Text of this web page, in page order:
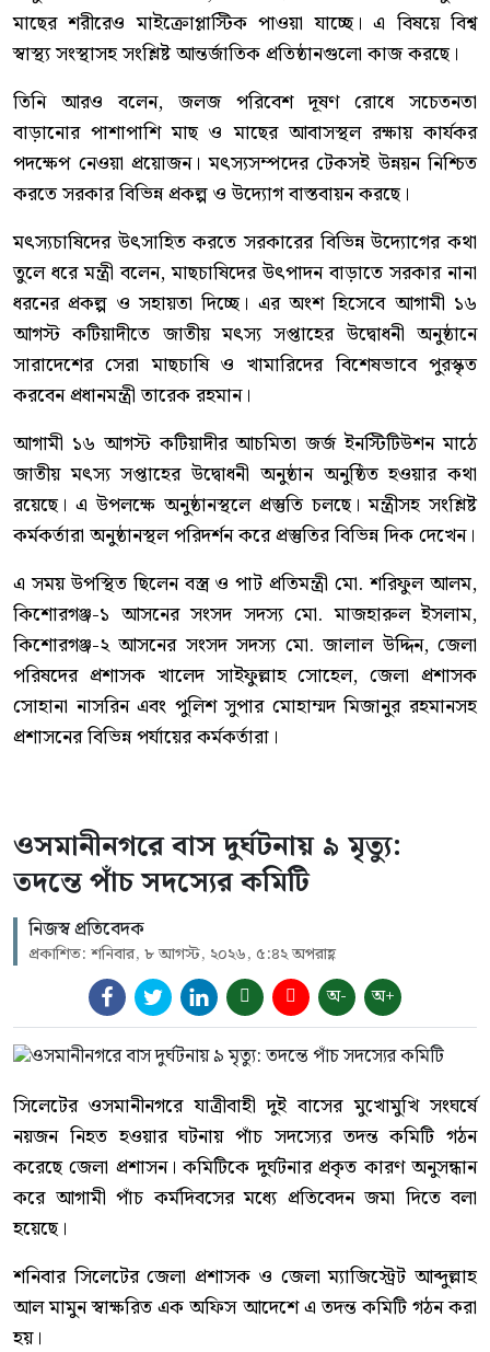
মাছের শরীরেও মাইক্রোপ্লাস্টিক পাওয়া যাচ্ছে। এ বিষয়ে বিশ্ব
স্বাস্থ্য সংস্থাসহ সংশ্লিষ্ট আন্তর্জাতিক প্রতিষ্ঠানগুলো কাজ করছে।
তিনি আরও বলেন, জলজ পরিবেশ দূষণ রোধে সচেতনতা
বাড়ানোর পাশাপাশি মাছ ও মাছের আবাসস্থল রক্ষায় কার্যকর
পদক্ষেপ নেওয়া প্রয়োজন। মৎস্যসম্পদের টেকসই উন্নয়ন নিশ্চিত
করতে সরকার বিভিন্ন প্রকল্প ও উদ্যোগ বাস্তবায়ন করছে।
মৎস্যচাষিদের উৎসাহিত করতে সরকারের বিভিন্ন উদ্যোগের কথা
তুলে ধরে মন্ত্রী বলেন, মাছচাষিদের উৎপাদন বাড়াতে সরকার নানা
ধরনের প্রকল্প ও সহায়তা দিচ্ছে। এর অংশ হিসেবে আগামী ১৬
আগস্ট কটিয়াদীতে জাতীয় মৎস্য সপ্তাহের উদ্বোধনী অনুষ্ঠানে
সারাদেশের সেরা মাছচাষি ও খামারিদের বিশেষভাবে পুরস্কৃত
করবেন প্রধানমন্ত্রী তারেক রহমান।
আগামী ১৬ আগস্ট কটিয়াদীর আচমিতা জর্জ ইনস্টিটিউশন মাঠে
জাতীয় মৎস্য সপ্তাহের উদ্বোধনী অনুষ্ঠান অনুষ্ঠিত হওয়ার কথা
রয়েছে। এ উপলক্ষে অনুষ্ঠানস্থলে প্রস্তুতি চলছে। মন্ত্রীসহ সংশ্লিষ্ট
কর্মকর্তারা অনুষ্ঠানস্থল পরিদর্শন করে প্রস্তুতির বিভিন্ন দিক দেখেন।
এ সময় উপস্থিত ছিলেন বস্ত্র ও পাট প্রতিমন্ত্রী মো. শরিফুল আলম,
কিশোরগঞ্জ-১ আসনের সংসদ সদস্য মো. মাজহারুল ইসলাম,
কিশোরগঞ্জ-২ আসনের সংসদ সদস্য মো. জালাল উদ্দিন, জেলা
পরিষদের প্রশাসক খালেদ সাইফুল্লাহ সোহেল, জেলা প্রশাসক
সোহানা নাসরিন এবং পুলিশ সুপার মোহাম্মদ মিজানুর রহমানসহ
প্রশাসনের বিভিন্ন পর্যায়ের কর্মকর্তারা।
ওসমানীনগরে বাস দুর্ঘটনায় ৯ মৃত্যু:
তদন্তে পাঁচ সদস্যের কমিটি
নিজস্ব প্রতিবেদক
প্রকাশিত: শনিবার, ৮ আগস্ট, ২০২৬, ৫:৪২ অপরাহ্ণ
অ- অ+
সিলেটের ওসমানীনগরে যাত্রীবাহী দুই বাসের মুখোমুখি সংঘর্ষে
নয়জন নিহত হওয়ার ঘটনায় পাঁচ সদস্যের তদন্ত কমিটি গঠন
করেছে জেলা প্রশাসন। কমিটিকে দুর্ঘটনার প্রকৃত কারণ অনুসন্ধান
করে আগামী পাঁচ কর্মদিবসের মধ্যে প্রতিবেদন জমা দিতে বলা
হয়েছে।
শনিবার সিলেটের জেলা প্রশাসক ও জেলা ম্যাজিস্ট্রেট আব্দুল্লাহ
আল মামুন স্বাক্ষরিত এক অফিস আদেশে এ তদন্ত কমিটি গঠন করা
হয়।